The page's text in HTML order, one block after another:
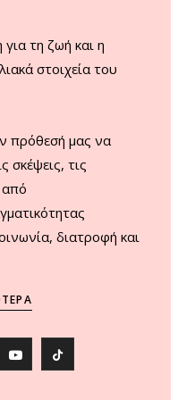
τη ζωή και η
στοιχεία του
πρόθεσή μας να
σκέψεις, τις
από
διατροφή και
Y
T